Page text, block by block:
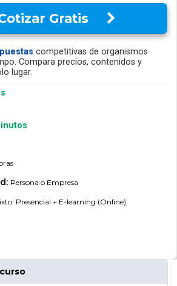
Gratis
competitivas de organismos
Compara precios, contenidos y
lugar.
Persona o Empresa
Presencial + E-learning (Online)